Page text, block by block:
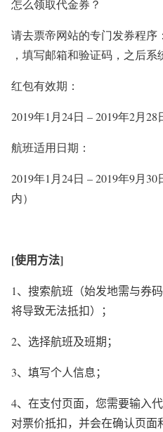
怎么领取代金券？
请去票帝网站的专门发券程序：
，填写邮箱和验证码，之后系
红包有效期：
2019年1月24日 – 2019年2月
航班适用日期：
2019年1月24日 – 2019年9月
内）
[使用方法]
1、搜索航班（始发地需与券
将导致无法抵扣）；
2、选择航班及班期；
3、填写个人信息；
4、在支付页面，您需要输入
对票价抵扣，并会在确认页